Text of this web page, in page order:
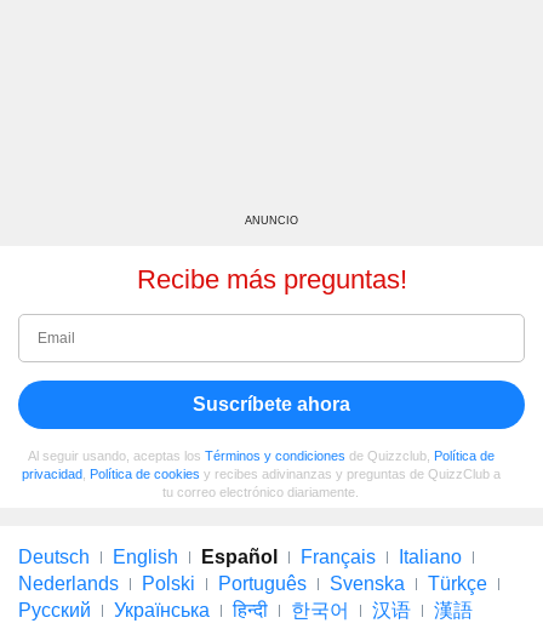
ANUNCIO
Recibe más preguntas!
Suscríbete ahora
Al seguir usando, aceptas los Términos y condiciones de Quizzclub, Política de
privacidad, Política de cookies y recibes adivinanzas y preguntas de QuizzClub a
tu correo electrónico diariamente.
Deutsch English Español Français
Italiano
Nederlands
Polski Português Svenska
Türkçe
Русский
Українська हिन्दी 한국어 汉语 漢語